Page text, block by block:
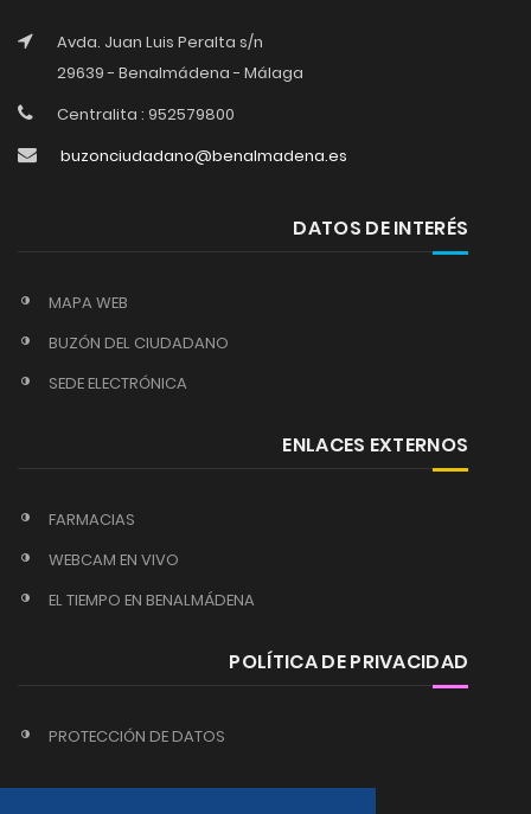
Avda. Juan Luis Peralta s/n
29639 - Benalmádena - Málaga
Centralita : 952579800
buzonciudadano@benalmadena.es
DATOS DE INTERÉS
MAPA WEB
BUZÓN DEL CIUDADANO
SEDE ELECTRÓNICA
ENLACES EXTERNOS
FARMACIAS
WEBCAM EN VIVO
EL TIEMPO EN BENALMÁDENA
POLÍTICA DE PRIVACIDAD
PROTECCIÓN DE DATOS